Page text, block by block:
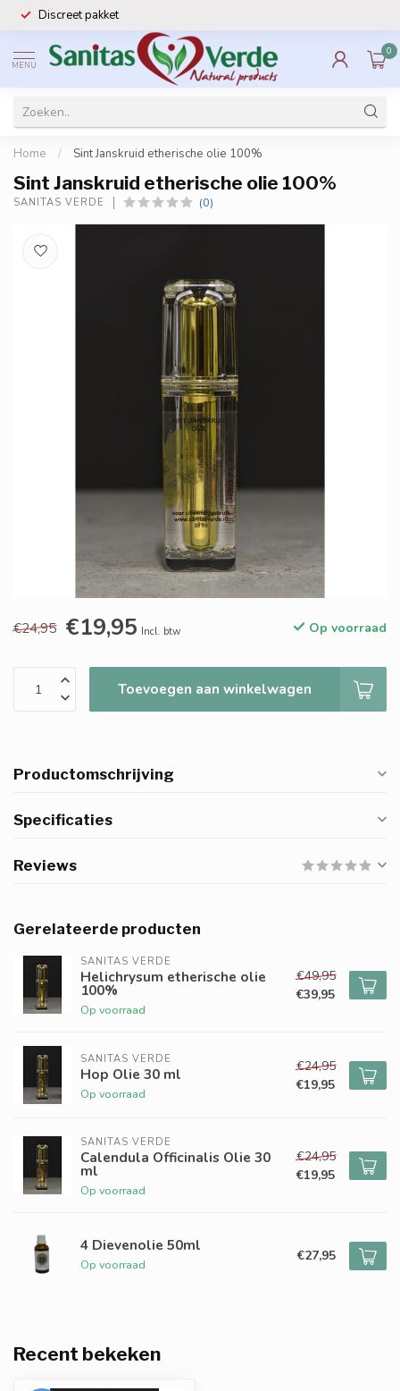
Discreet pakket
MENU
0
Home / Sint Janskruid etherische olie 100%
Sint Janskruid etherische olie 100%
SANITAS VERDE (0)
€24,95 €19,95 Incl. btw Op voorraad
Toevoegen aan winkelwagen
Productomschrijving
Specificaties
Reviews
Gerelateerde producten
SANITAS VERDE
Helichrysum etherische olie
100%
Op voorraad
€49,95
€39,95
SANITAS VERDE
Hop Olie 30 ml
Op voorraad
€24,95
€19,95
SANITAS VERDE
Calendula Officinalis Olie 30
ml
Op voorraad
€24,95
€19,95
4 Dievenolie 50ml
Op voorraad
€27,95
Recent bekeken